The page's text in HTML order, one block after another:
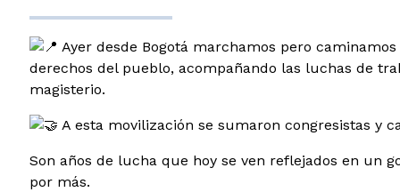
Ayer desde Bogotá marchamos pero
derechos del pueblo, acompañando las luchas de
magisterio.
A esta movilización se sumaron congresistas y
Son años de lucha que hoy se ven reflejados en un
por más.